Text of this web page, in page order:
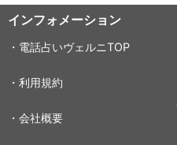
インフォメーション
・電話占いヴェルニTOP
・利用規約
・会社概要